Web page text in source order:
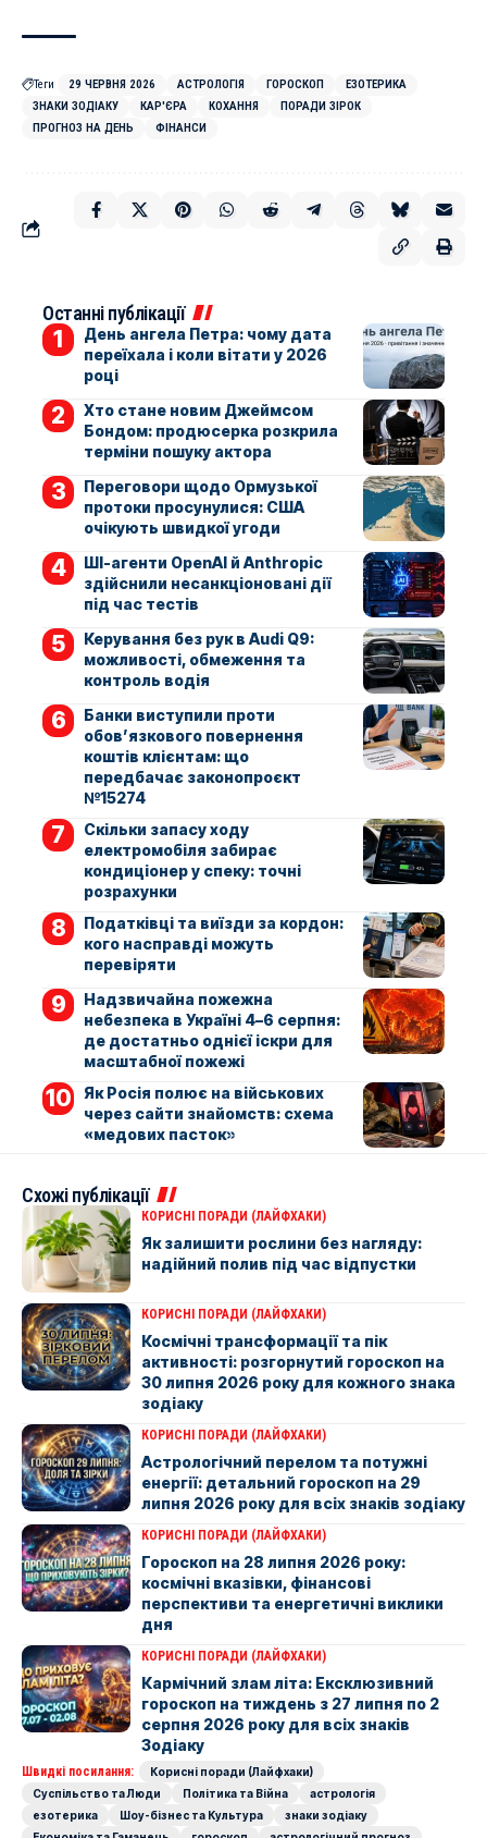
Теги 29 ЧЕРВНЯ 2026 АСТРОЛОГІЯ ГОРОСКОП
ЕЗОТЕРИКА
ЗНАКИ ЗОДІАКУ
КАР'ЄРА КОХАННЯ
ПОРАДИ ЗІРОК
ПРОГНОЗ НА ДЕНЬ
ФІНАНСИ
Останні публікації
День ангела Петра: чому дата
переїхала і коли вітати у 2026
році
Хто стане новим Джеймсом
Бондом: продюсерка розкрила
терміни пошуку актора
Переговори щодо Ормузької
протоки просунулися: США
очікують швидкої угоди
ШІ-агенти OpenAI й Anthropic
здійснили несанкціоновані дії
під час тестів
Керування без рук в Audi Q9:
можливості, обмеження та
контроль водія
Банки виступили проти
обов’язкового повернення
коштів клієнтам: що
передбачає законопроєкт
№15274
Скільки запасу ходу
електромобіля забирає
кондиціонер у спеку: точні
розрахунки
Податківці та виїзди за кордон:
кого насправді можуть
перевіряти
Надзвичайна пожежна
небезпека в Україні 4–6 серпня:
де достатньо однієї іскри для
масштабної пожежі
Як Росія полює на військових
через сайти знайомств: схема
«медових пасток»
Схожі публікації
КОРИСНІ ПОРАДИ (ЛАЙФХАКИ)
Як залишити рослини без нагляду:
надійний полив під час відпустки
КОРИСНІ ПОРАДИ (ЛАЙФХАКИ)
Космічні трансформації та пік
активності: розгорнутий гороскоп на
30 липня 2026 року для кожного знака
зодіаку
КОРИСНІ ПОРАДИ (ЛАЙФХАКИ)
Астрологічний перелом та потужні
енергії: детальний гороскоп на 29
липня 2026 року для всіх знаків зодіаку
КОРИСНІ ПОРАДИ (ЛАЙФХАКИ)
Гороскоп на 28 липня 2026 року:
космічні вказівки, фінансові
перспективи та енергетичні виклики
дня
КОРИСНІ ПОРАДИ (ЛАЙФХАКИ)
Кармічний злам літа: Ексклюзивний
гороскоп на тиждень з 27 липня по 2
серпня 2026 року для всіх знаків
Зодіаку
Швидкі посилання:
Корисні поради (Лайфхаки)
Суспільство та Люди
Політика та Війна
астрологія
езотерика
Шоу-бізнес та Культура
знаки зодіаку